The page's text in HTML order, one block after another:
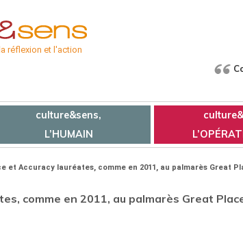
réflexion et l'action
culture&sens,
L’HUMAIN
et Accuracy lauréates, comme en 2011, au palmarès Great
comme en 2011, au palmarès Great